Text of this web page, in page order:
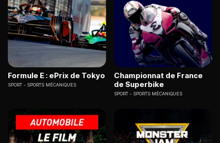
Formule E : ePrix de Tokyo
SPORT SPORTS MÉCANIQUES
Championnat de France
de Superbike
SPORT SPORTS MÉCANIQUES